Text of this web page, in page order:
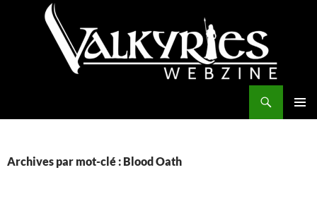
Archives par mot-clé : Blood Oath